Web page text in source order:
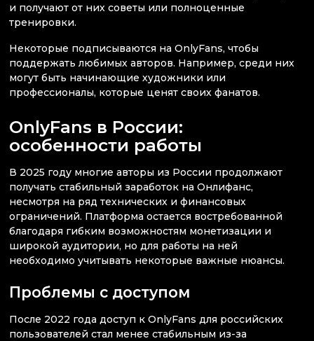
и получают от них советы или полноценные
тренировки.
Некоторые подписываются на OnlyFans, чтобы
поддержать любимых авторов. Например, среди них
могут быть начинающие художники или
профессионалы, которые ценят своих фанатов.
OnlyFans в России:
особенности работы
В 2025 году многие авторы из России продолжают
получать стабильный заработок на Онлифанс,
несмотря на ряд технических и финансовых
ограничений. Платформа остается востребованной
благодаря гибким возможностям монетизации и
широкой аудитории, но для работы на ней
необходимо учитывать некоторые важные нюансы.
Проблемы с доступом
После 2022 года доступ к OnlyFans для российских
пользователей стал менее стабильным из-за